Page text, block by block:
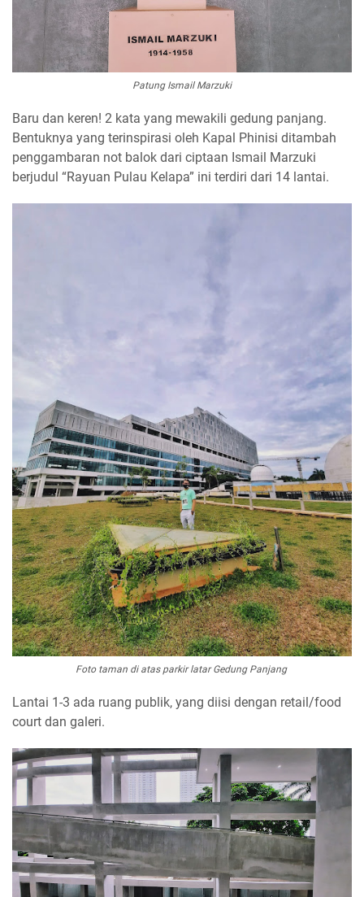
Patung Ismail Marzuki
Baru dan keren! 2 kata yang mewakili gedung panjang.
Bentuknya yang terinspirasi oleh Kapal Phinisi ditambah
penggambaran not balok dari ciptaan Ismail Marzuki
berjudul “Rayuan Pulau Kelapa” ini terdiri dari 14 lantai.
Foto taman di atas parkir latar Gedung Panjang
Lantai 1-3 ada ruang publik, yang diisi dengan retail/food
court dan galeri.